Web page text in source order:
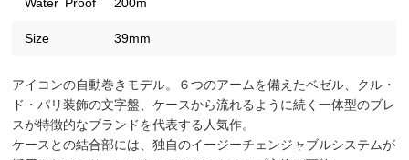
Size 39mm
アイコンの自動巻きモデル。６つのアームを備えたベゼル、クル・
ド・パリ装飾の文字盤、ケースから流れるように続く一体型のブレ
スが特徴的なブランドを代表する人気作。
ケースとの結合部には、独自のイージーチェンジャブルシステムが